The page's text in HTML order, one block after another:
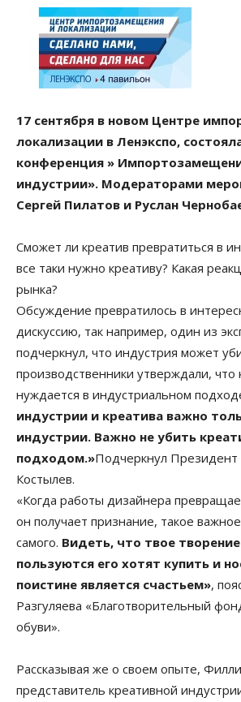
17 сентября в новом Центре
локализации в Ленэкспо,
конференция »
индустрии». Модераторами
Сергей Пилатов и Руслан
Сможет ли креатив превратиться в
все таки нужно креативу? Какая
рынка?
Обсуждение превратилось в
дискуссию, так например, один из
подчеркнул, что индустрия может
производственники утверждали, что
нуждается в индустриальном
индустрии и креатива важно
индустрии. Важно не убить
подходом.»Подчеркнул
Костылев.
«Когда работы дизайнера
он получает признание, такое
самого. Видеть, что твое
пользуются его хотят купить и
поистине является счастьем»,
Разгуляева «Благотворительный
обуви».
Рассказывая же о своем опыте,
представитель креативной